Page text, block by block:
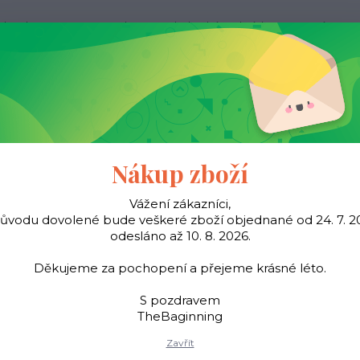
nakupovat Kontakty Obchodní podmínky Více
Hledat
Šátky Young TheBaginning
Peněženky Dámské peněženky Dámská kožená peněženka 907 -
kožená peněženka 907
Dámská peněženka z
drobné. Přední část
Nákup zboží
Vážení zákazníci,
dovolené bude veškeré zboží objednané od 24. 7.
odesláno až 10. 8. 2026.
Děkujeme za pochopení a přejeme krásné léto.
S pozdravem
TheBaginning
Zavřít